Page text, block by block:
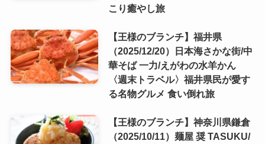
こり癒やし旅
【王様のブランチ】福井県
（2025/12/20）日本海さかな街/中
華そば 一力/えがわの水羊かん
〈週末トラベル〉福井県民が愛す
る名物グルメ 食い倒れ旅
【王様のブランチ】神奈川県鎌倉
（2025/10/11）麺屋 奨 TASUKU/